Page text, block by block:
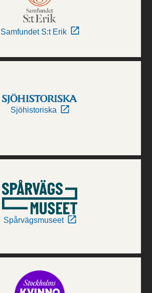
Samfundet S:t Erik
Sjöhistoriska
Spårvägsmuseet